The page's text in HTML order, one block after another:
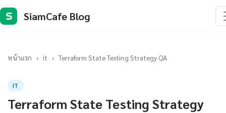
S SiamCafe Blog
หน้าแรก › it › Terraform State Testing Strategy QA
IT
Terraform State Testing Strategy